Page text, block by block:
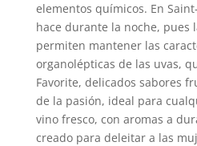
elementos químicos. En
hace durante la noche, pues
permiten mantener las
organolépticas de las uvas,
Favorite, delicados sabores
de la pasión, ideal para
vino fresco, con aromas a
creado para deleitar a las